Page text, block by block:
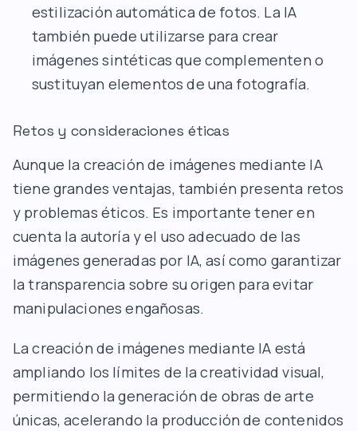
estilización automática de fotos. La IA
también puede utilizarse para crear
imágenes sintéticas que complementen o
sustituyan elementos de una fotografía.
Retos y consideraciones éticas
Aunque la creación de imágenes mediante IA
tiene grandes ventajas, también presenta retos
y problemas éticos. Es importante tener en
cuenta la autoría y el uso adecuado de las
imágenes generadas por IA, así como garantizar
la transparencia sobre su origen para evitar
manipulaciones engañosas.
La creación de imágenes mediante IA está
ampliando los límites de la creatividad visual,
permitiendo la generación de obras de arte
únicas, acelerando la producción de contenidos